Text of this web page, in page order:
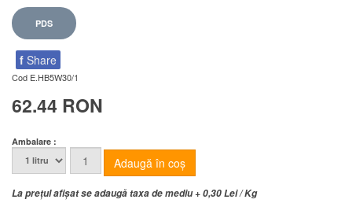
PDS
f Share
Cod E.HB5W30/1
62.44 RON
Ambalare :
La prețul afișat se adaugă taxa de mediu + 0,30 Lei / Kg